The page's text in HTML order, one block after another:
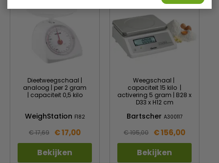
Dieetweegschaal |
analoog | per 2 gram
| capaciteit 0,5 kilo
WeighStation F182
€ 17,69 € 17,00
Bekijken
Weegschaal |
capaciteit 15 kilo |
activering 5 gram | B28 x
D33 x H12 cm
Bartscher A300117
€ 195,00 € 156,00
Bekijken